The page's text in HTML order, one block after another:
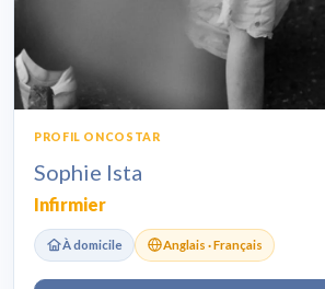
PROFIL ONCOSTAR
Sophie Ista
Infirmier
À domicile Anglais · Français